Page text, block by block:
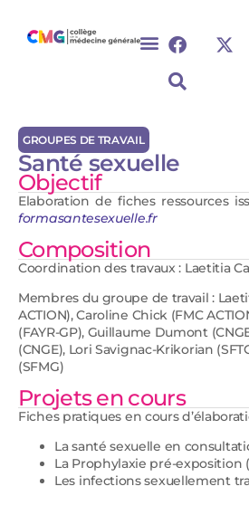
GROUPES DE TRAVAIL
Santé sexuelle
Objectif
Elaboration de fiches ressources
formasantesexuelle.fr
Composition
Coordination des travaux : Laetitia
Membres du groupe de travail :
ACTION), Caroline Chick (FMC
(FAYR-GP), Guillaume Dumont
(CNGE), Lori Savignac-Krikorian
(SFMG)
Projets en cours
Fiches pratiques en cours
La santé sexuelle en
La Prophylaxie pré-exposition
Les infections sexuellement